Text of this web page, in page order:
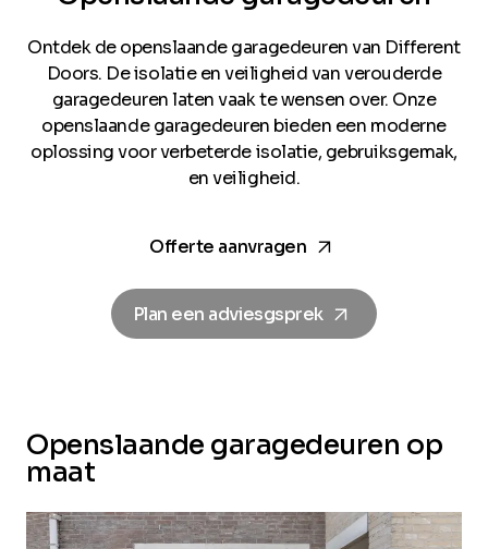
Ontdek de openslaande garagedeuren van Different
Doors. De isolatie en veiligheid van verouderde
garagedeuren laten vaak te wensen over. Onze
openslaande garagedeuren bieden een moderne
oplossing voor verbeterde isolatie, gebruiksgemak,
en veiligheid.
Offerte aanvragenarrow_forward
Plan een adviesgsprekarrow_forward
Openslaande garagedeuren op
maat